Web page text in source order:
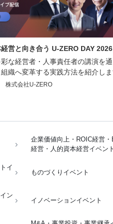
経営と向き合う U-ZERO DAY 2026
な経営者・人事責任者の講演を
織へ変革する実践方法を紹介しま
株式会社U-ZERO
企業価値向上・ROIC経営
経営・人的資本経営イベント
イ
ものづくりイベント
ン
イノベーションイベント